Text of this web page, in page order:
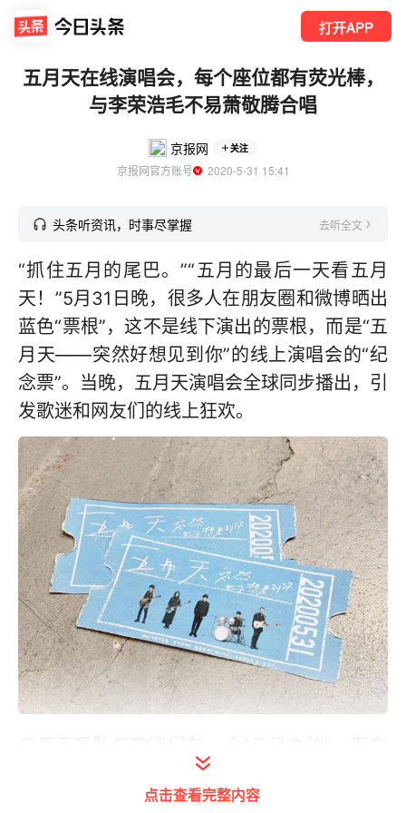
打开APP
五月天在线演唱会，每个座位都有荧光棒，
与李荣浩毛不易萧敬腾合唱
京报网 关注
京报网官方账号
  2020-5-31 15:41
头条听资讯，时事尽掌握 去听全文
“抓住五月的尾巴。”“五月的最后一天看五月
天！”5月31日晚，很多人在朋友圈和微博晒出
蓝色“票根”，这不是线下演出的票根，而是“五
月天——突然好想见到你”的线上演唱会的“纪
念票”。当晚，五月天演唱会全球同步播出，引
发歌迷和网友们的线上狂欢。
每年五月，五月天一定会为歌迷带来演唱会。
十几年来，五月天一直践行自己的承诺，但今
点击查看完整内容